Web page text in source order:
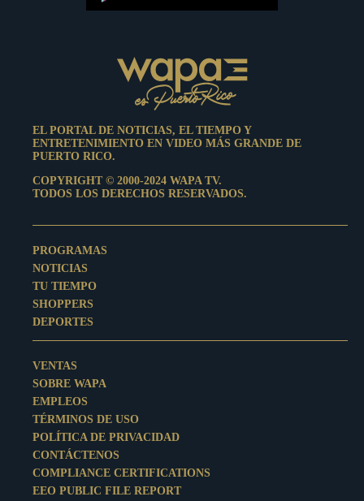
EL PORTAL DE NOTICIAS, EL TIEMPO Y
ENTRETENIMIENTO EN VIDEO MÁS GRANDE DE
PUERTO RICO.
COPYRIGHT © 2000-2024 WAPA TV.
TODOS LOS DERECHOS RESERVADOS.
PROGRAMAS
NOTICIAS
TU TIEMPO
SHOPPERS
DEPORTES
VENTAS
SOBRE WAPA
EMPLEOS
TÉRMINOS DE USO
POLÍTICA DE PRIVACIDAD
CONTÁCTENOS
COMPLIANCE CERTIFICATIONS
EEO PUBLIC FILE REPORT